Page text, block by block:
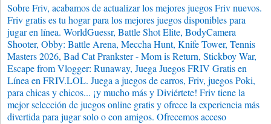
Sobre Friv, acabamos de actualizar los mejores juegos Friv nuevos.
Friv gratis es tu hogar para los mejores juegos disponibles para
jugar en línea. WorldGuessr, Battle Shot Elite, BodyCamera
Shooter, Obby: Battle Arena, Meccha Hunt, Knife Tower, Tennis
Masters 2026, Bad Cat Prankster - Mom is Return, Stickboy War,
Escape from Vlogger: Runaway, Juega Juegos FRIV Gratis en
Línea en FRIV.LOL. Juega a juegos de carros, Friv, juegos Poki,
para chicas y chicos... ¡y mucho más y Diviértete! Friv tiene la
mejor selección de juegos online gratis y ofrece la experiencia más
divertida para jugar solo o con amigos. Ofrecemos acceso